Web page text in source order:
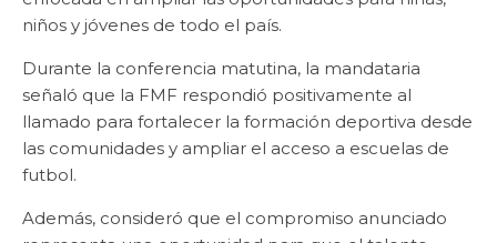
niños y jóvenes de todo el país.
Durante la conferencia matutina, la mandataria
señaló que la FMF respondió positivamente al
llamado para fortalecer la formación deportiva desde
las comunidades y ampliar el acceso a escuelas de
futbol.
Además, consideró que el compromiso anunciado